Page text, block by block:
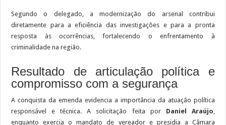
Segundo o delegado, a modernização do arsenal contribui
diretamente para a eficiência das investigações e para a pronta
resposta às ocorrências, fortalecendo o enfrentamento à
criminalidade na região.
Resultado de articulação política e
compromisso com a segurança
A conquista da emenda evidencia a importância da atuação política
responsável e técnica. A solicitação feita por Daniel Araújo
enquanto exercia o mandato de vereador e presidia a Câmara